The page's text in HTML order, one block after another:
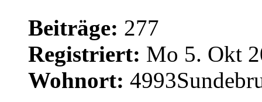
Beiträge: 277
Registriert: Mo 5. Okt
Wohnort: